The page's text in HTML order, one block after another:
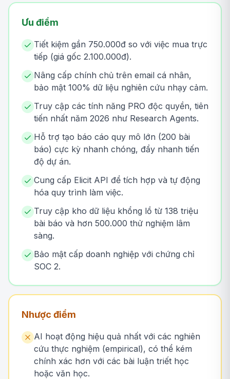
Ưu điểm
Tiết kiệm gần 750.000đ so với việc mua trực
tiếp (giá gốc 2.100.000đ).
Nâng cấp chính chủ trên email cá nhân,
bảo mật 100% dữ liệu nghiên cứu nhạy cảm.
Truy cập các tính năng PRO độc quyền, tiên
tiến nhất năm 2026 như Research Agents.
Hỗ trợ tạo báo cáo quy mô lớn (200 bài
báo) cực kỳ nhanh chóng, đẩy nhanh tiến
độ dự án.
Cung cấp Elicit API để tích hợp và tự động
hóa quy trình làm việc.
Truy cập kho dữ liệu khổng lồ từ 138 triệu
bài báo và hơn 500.000 thử nghiệm lâm
sàng.
Bảo mật cấp doanh nghiệp với chứng chỉ
SOC 2.
Nhược điểm
AI hoạt động hiệu quả nhất với các nghiên
cứu thực nghiệm (empirical), có thể kém
chính xác hơn với các bài luận triết học
hoặc văn học.